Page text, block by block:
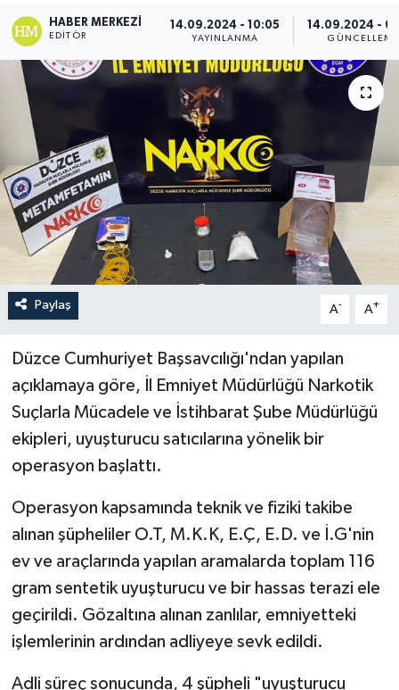
HABER MERKEZI
EDITÖR
14.09.2024 - 10:05
YAYINLANMA
14.09.2024 -
GÜNCELLEME
Paylaş A- A+
Düzce Cumhuriyet Başsavcılığı'ndan yapılan
açıklamaya göre, İl Emniyet Müdürlüğü Narkotik
Suçlarla Mücadele ve İstihbarat Şube Müdürlüğü
ekipleri, uyuşturucu satıcılarına yönelik bir
operasyon başlattı.
Operasyon kapsamında teknik ve fiziki takibe
alınan şüpheliler O.T, M.K.K, E.Ç, E.D. ve İ.G'nin
ev ve araçlarında yapılan aramalarda toplam 116
gram sentetik uyuşturucu ve bir hassas terazi ele
geçirildi. Gözaltına alınan zanlılar, emniyetteki
işlemlerinin ardından adliyeye sevk edildi.
Adli süreç sonucunda, 4 şüpheli "uyuşturucu
Haber Arşivi